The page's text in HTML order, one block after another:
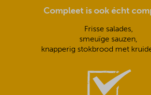
Compleet is ook écht
Frisse salades,
smeuïge sauzen,
knapperig stokbrood met